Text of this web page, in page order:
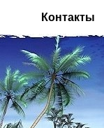
Контакты